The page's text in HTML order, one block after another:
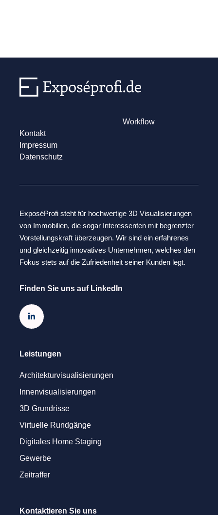
Workflow
Kontakt
Impressum
Datenschutz
ExposéProfi steht für hochwertige 3D Visualisierungen
von Immobilien, die sogar Interessenten mit begrenzter
Vorstellungskraft überzeugen. Wir sind ein erfahrenes
und gleichzeitig innovatives Unternehmen, welches den
Fokus stets auf die Zufriedenheit seiner Kunden legt.
Finden Sie uns auf LinkedIn

Leistungen
Architekturvisualisierungen
Innenvisualisierungen
3D Grundrisse
Virtuelle Rundgänge
Digitales Home Staging
Gewerbe
Zeitraffer
Kontaktieren Sie uns